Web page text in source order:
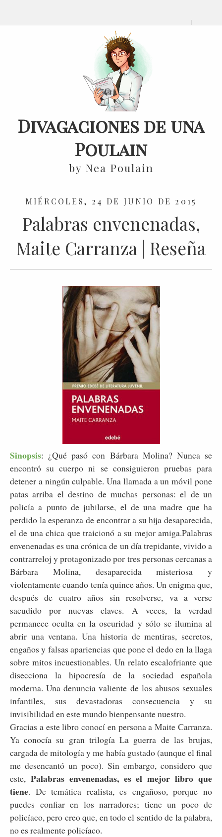
Divagaciones de una
Poulain
by Nea Poulain
MIÉRCOLES, 24 DE JUNIO DE 2015
Palabras envenenadas,
Maite Carranza | Reseña
Sinopsis: ¿Qué pasó con Bárbara Molina? Nunca se
encontró su cuerpo ni se consiguieron pruebas para
detener a ningún culpable. Una llamada a un móvil pone
patas arriba el destino de muchas personas: el de un
policía a punto de jubilarse, el de una madre que ha
perdido la esperanza de encontrar a su hija desaparecida,
el de una chica que traicionó a su mejor amiga.Palabras
envenenadas es una crónica de un día trepidante, vivido a
contrarreloj y protagonizado por tres personas cercanas a
Bárbara Molina, desaparecida misteriosa y
violentamente cuando tenía quince años. Un enigma que,
después de cuatro años sin resolverse, va a verse
sacudido por nuevas claves. A veces, la verdad
permanece oculta en la oscuridad y sólo se ilumina al
abrir una ventana. Una historia de mentiras, secretos,
engaños y falsas apariencias que pone el dedo en la llaga
sobre mitos incuestionables. Un relato escalofriante que
disecciona la hipocresía de la sociedad española
moderna. Una denuncia valiente de los abusos sexuales
infantiles, sus devastadoras consecuencia y su
invisibilidad en este mundo bienpensante nuestro.
Gracias a este libro conocí en persona a Maite Carranza.
Ya conocía su gran trilogía La guerra de las brujas,
cargada de mitología y me había gustado (aunque el final
me desencantó un poco). Sin embargo, considero que
este, Palabras envenenadas, es el mejor libro que
tiene. De temática realista, es engañoso, porque no
puedes confiar en los narradores; tiene un poco de
policíaco, pero creo que, en todo el sentido de la palabra,
no es realmente policíaco.